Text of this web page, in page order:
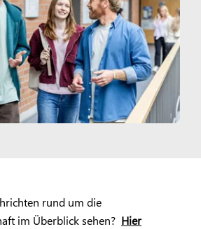
rund um die
im Überblick sehen? Hier